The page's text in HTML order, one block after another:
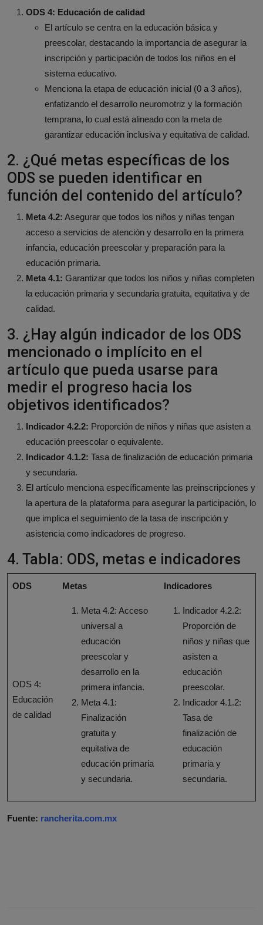
ODS 4: Educación de calidad
El artículo se centra en la educación básica y
preescolar, destacando la importancia de asegurar la
inscripción y participación de todos los niños en el
sistema educativo.
Menciona la etapa de educación inicial (0 a 3 años),
enfatizando el desarrollo neuromotriz y la formación
temprana, lo cual está alineado con la meta de
garantizar educación inclusiva y equitativa de calidad.
2. ¿Qué metas específicas de los
ODS se pueden identificar en
función del contenido del artículo?
Meta 4.2: Asegurar que todos los niños y niñas tengan
acceso a servicios de atención y desarrollo en la primera
infancia, educación preescolar y preparación para la
educación primaria.
Meta 4.1: Garantizar que todos los niños y niñas completen
la educación primaria y secundaria gratuita, equitativa y de
calidad.
3. ¿Hay algún indicador de los ODS
mencionado o implícito en el
artículo que pueda usarse para
medir el progreso hacia los
objetivos identificados?
Indicador 4.2.2: Proporción de niños y niñas que asisten a
educación preescolar o equivalente.
Indicador 4.1.2: Tasa de finalización de educación primaria
y secundaria.
El artículo menciona específicamente las preinscripciones y
la apertura de la plataforma para asegurar la participación, lo
que implica el seguimiento de la tasa de inscripción y
asistencia como indicadores de progreso.
4. Tabla: ODS, metas e indicadores
ODS Metas Indicadores
ODS 4:
Educación
de calidad
Meta 4.2: Acceso
universal a
educación
preescolar y
desarrollo en la
primera infancia.
Meta 4.1:
Finalización
gratuita y
equitativa de
educación primaria
y secundaria.
Indicador 4.2.2:
Proporción de
niños y niñas que
asisten a
educación
preescolar.
Indicador 4.1.2:
Tasa de
finalización de
educación
primaria y
secundaria.
Fuente: rancherita.com.mx